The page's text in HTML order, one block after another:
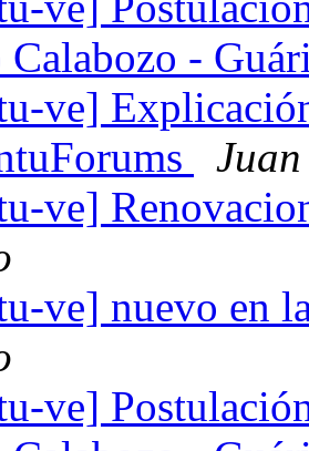
Calabozo -
ve]
ve]
ve] nuevo en
ve]